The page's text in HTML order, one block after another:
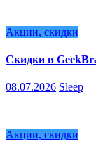
Акции, скидки
Скидки в
08.07.2026 Sleep
Акции, скидки